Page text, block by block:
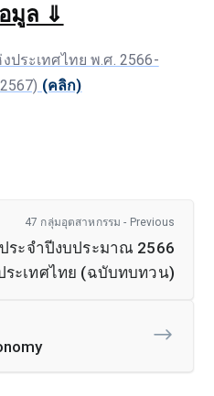
มูล ⇓
ประเทศไทย พ.ศ. 2566-
(คลิก)
47 กลุ่มอุตสาหกรรม - Previous
ระจำปีงบประมาณ 2566
ระเทศไทย (ฉบับทบทวน)